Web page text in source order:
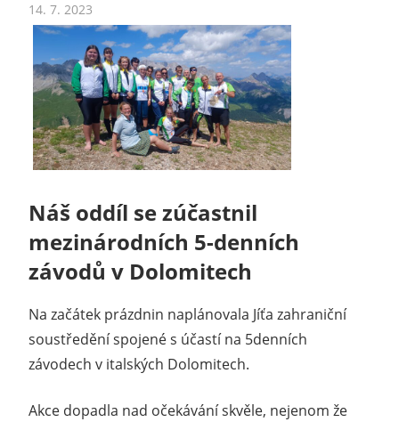
14. 7. 2023
Náš oddíl se zúčastnil
mezinárodních 5-denních
závodů v Dolomitech
Na začátek prázdnin naplánovala Jíťa zahraniční
soustředění spojené s účastí na 5denních
závodech v italských Dolomitech.
Akce dopadla nad očekávání skvěle, nejenom že